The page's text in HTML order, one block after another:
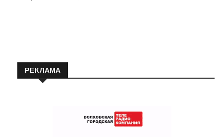
РЕКЛАМА